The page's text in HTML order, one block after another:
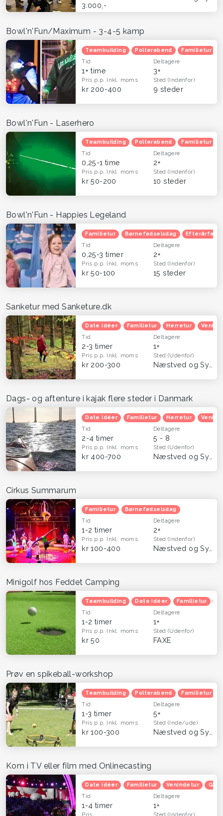
3.000,-
Bowl'n'Fun/Maximum - 3-4-5 kamp
Teambuilding Polterabend Familietur
Tid
1+ time
Deltagere
3+
Pris p.p. Inkl. moms
kr 200-400
Sted(Indenfor)
9 steder
Bowl'n'Fun - Laserhero
Teambuilding Polterabend Familietur
Tid
0,25-1 time
Deltagere
2+
Pris p.p. Inkl. moms
kr 50-200
Sted(Indenfor)
10 steder
Bowl'n'Fun - Happies Legeland
Familietur Børnefødselsdag Efterårferie
Tid
0,25-3 timer
Deltagere
2+
Pris p.p. Inkl. moms
kr 50-100
Sted(Indenfor)
15 steder
Sanketur med Sanketure.dk
Date idéer Familietur Herretur
Tid
2-3 timer
Deltagere
1+
Pris p.p. Inkl. moms
kr 200-300
Sted(Udenfor)
Dags- og aftenture i kajak flere steder i Danmark
Date idéer Familietur Herretur
Tid
2-4 timer
Deltagere
5 - 8
Pris p.p. Inkl. moms
kr 400-700
Sted(Udenfor)
Cirkus Summarum
Familietur Børnefødselsdag
Tid
1-2 timer
Deltagere
2+
Pris p.p. Inkl. moms
kr 100-400
Sted(Indenfor)
Minigolf hos Feddet Camping
Teambuilding Date idéer Familietur
Tid
1-2 timer
Deltagere
1+
Pris p.p. Inkl. moms
kr 50
Sted(Udenfor)
FAXE
Prøv en spikeball-workshop
Teambuilding Polterabend Familietur
Tid
1-3 timer
Deltagere
5+
Pris p.p. Inkl. moms
kr 100-300
Sted(Inde/ude)
Kom i TV eller film med Onlinecasting
Date idéer Familietur Venindetur
Tid
1-4 timer
Deltagere
1+
Pris Sted(Indenfor)